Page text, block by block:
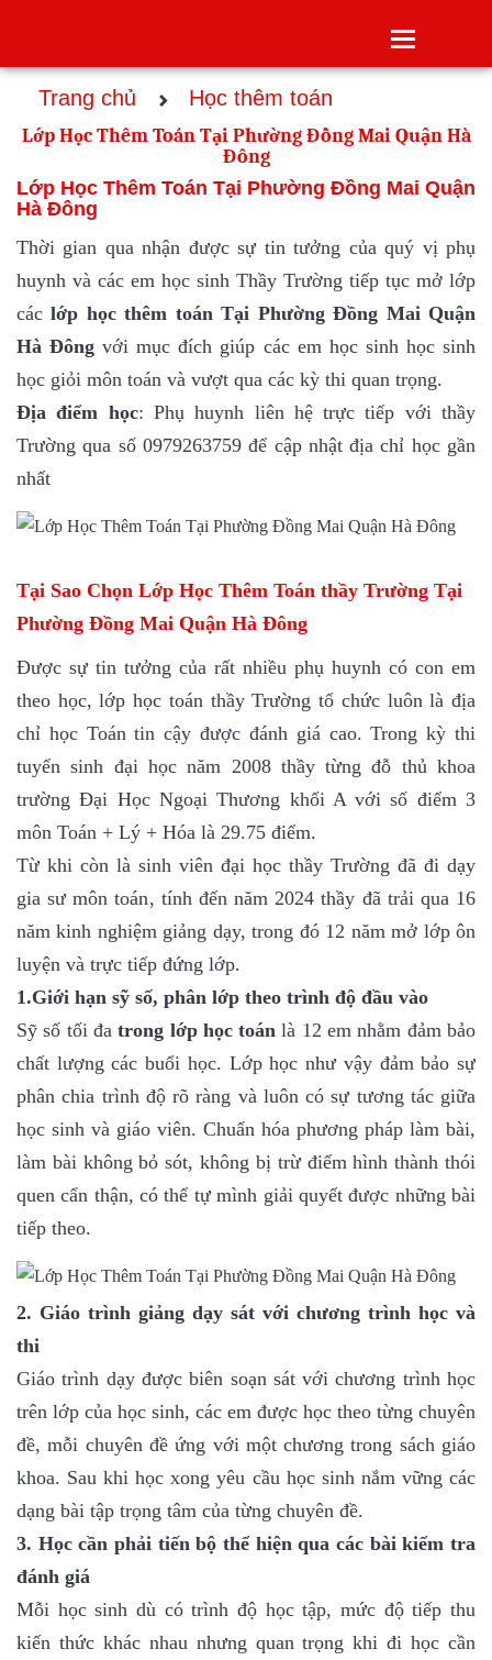
Toggle
Trang chủ
Học thêm toán
Lớp Học Thêm Toán Tại Phường Đồng Mai Quận Hà
Đông
Lớp Học Thêm Toán Tại Phường Đồng Mai Quận
Hà Đông
Thời gian qua nhận được sự tin tưởng của quý vị phụ
huynh và các em học sinh Thầy Trường tiếp tục mở lớp
cáclớp học thêm toán Tại Phường Đồng Mai Quận
Hà Đôngvới mục đích giúp các em học sinh học sinh
học giỏi môn toán và vượt qua các kỳ thi quan trọng.
Địa điểm học: Phụ huynh liên hệ trực tiếp với thầy
Trường qua số 0979263759 để cập nhật địa chỉ học gần
nhất
Tại Sao Chọn Lớp Học Thêm Toán thầy Trường Tại
Phường Đồng Mai Quận Hà Đông
Được sự tin tưởng của rất nhiều phụ huynh có con em
theo học, lớp học toán thầy Trường tổ chức luôn là địa
chỉ học Toán tin cậy được đánh giá cao. Trong kỳ thi
tuyển sinh đại học năm 2008 thầy từng đỗ thủ khoa
trường Đại Học Ngoại Thương khối A với số điểm 3
môn Toán + Lý + Hóa là 29.75 điểm.
Từ khi còn là sinh viên đại học thầy Trường đã đi dạy
gia sư môn toán, tính đến năm 2024 thầy đã trải qua 16
năm kinh nghiệm giảng dạy, trong đó 12 năm mở lớp ôn
luyện và trực tiếp đứng lớp.
1.Giới hạn sỹ số, phân lớp theo trình độ đầu vào
Sỹ số tối đatrong lớp học toánlà 12 em nhằm đảm bảo
chất lượng các buổi học. Lớp học như vậy đảm bảo sự
phân chia trình độ rõ ràng và luôn có sự tương tác giữa
học sinh và giáo viên. Chuẩn hóa phương pháp làm bài,
làm bài không bỏ sót, không bị trừ điểm hình thành thói
quen cẩn thận, có thể tự mình giải quyết được những bài
tiếp theo.
2. Giáo trình giảng dạy sát với chương trình học và
thi
Giáo trình dạy được biên soạn sát với chương trình học
trên lớp của học sinh, các em được học theo từng chuyên
đề, mỗi chuyên đề ứng với một chương trong sách giáo
khoa. Sau khi học xong yêu cầu học sinh nắm vững các
dạng bài tập trọng tâm của từng chuyên đề.
3. Học cần phải tiến bộ thể hiện qua các bài kiểm tra
đánh giá
Mỗi học sinh dù có trình độ học tập, mức độ tiếp thu
kiến thức khác nhau nhưng quan trọng khi đi học cần